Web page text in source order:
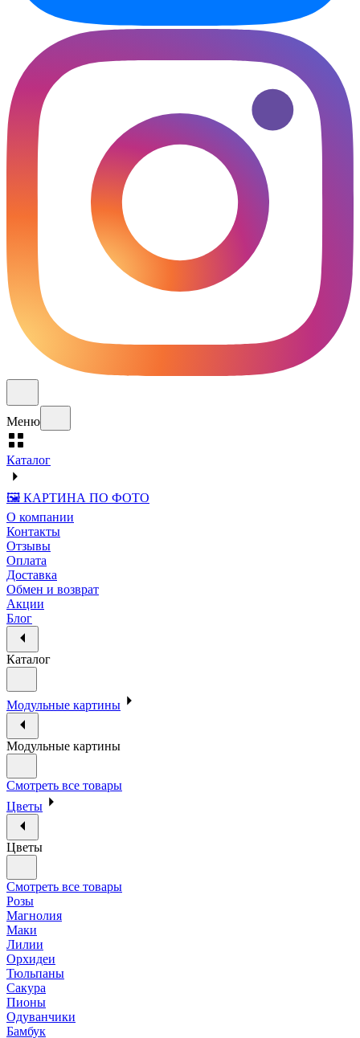
Меню
Каталог
🖼️ КАРТИНА ПО ФОТО
О компании
Контакты
Отзывы
Оплата
Доставка
Обмен и возврат
Акции
Блог
Каталог
Модульные картины
Модульные картины
Смотреть все товары
Цветы
Цветы
Смотреть все товары
Розы
Магнолия
Маки
Лилии
Орхидеи
Тюльпаны
Сакура
Пионы
Одуванчики
Бамбук